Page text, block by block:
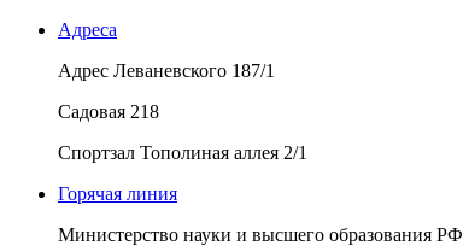
Адреса
Адрес Леваневского 187/1
Садовая 218
Спортзал Тополиная аллея 2/1
Горячая линия
Министерство науки и высшего образования РФ